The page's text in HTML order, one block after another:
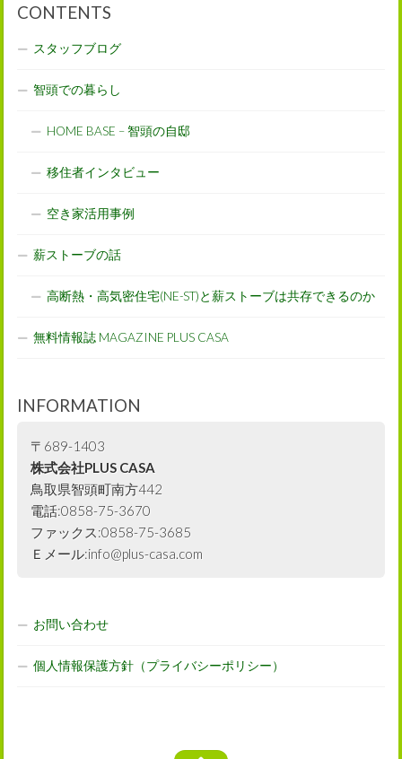
CONTENTS
スタッフブログ
智頭での暮らし
HOME BASE – 智頭の自邸
移住者インタビュー
空き家活用事例
薪ストーブの話
高断熱・高気密住宅(NE-ST)と薪ストーブは共存できるのか
無料情報誌 MAGAZINE PLUS CASA
INFORMATION
〒689-1403
株式会社PLUS CASA
鳥取県智頭町南方442
電話:0858-75-3670
ファックス:0858-75-3685
Ｅメール:info@plus-casa.com
お問い合わせ
個人情報保護方針（プライバシーポリシー）